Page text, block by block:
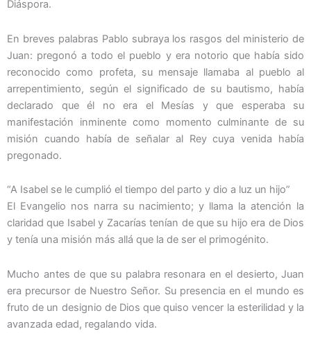
Diáspora.
En breves palabras Pablo subraya los rasgos del ministerio de
Juan: pregonó a todo el pueblo y era notorio que había sido
reconocido como profeta, su mensaje llamaba al pueblo al
arrepentimiento, según el significado de su bautismo, había
declarado que él no era el Mesías y que esperaba su
manifestación inminente como momento culminante de su
misión cuando había de señalar al Rey cuya venida había
pregonado.
“A Isabel se le cumplió el tiempo del parto y dio a luz un hijo”
El Evangelio nos narra su nacimiento; y llama la atención la
claridad que Isabel y Zacarías tenían de que su hijo era de Dios
y tenía una misión más allá que la de ser el primogénito.
Mucho antes de que su palabra resonara en el desierto, Juan
era precursor de Nuestro Señor. Su presencia en el mundo es
fruto de un designio de Dios que quiso vencer la esterilidad y la
avanzada edad, regalando vida.